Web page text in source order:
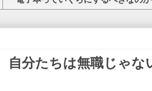
自分たちは無職じゃな